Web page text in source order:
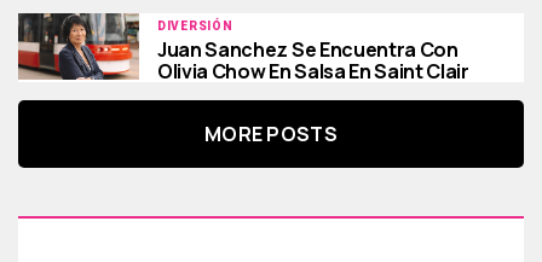
DIVERSIÓN
Juan Sanchez Se Encuentra Con
Olivia Chow En Salsa En Saint Clair
MORE POSTS